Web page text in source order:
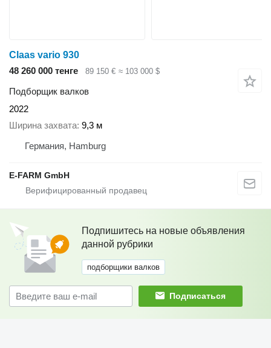
Claas vario 930
48 260 000 тенге
89 150 € ≈ 103 000 $
Подборщик валков
2022
Ширина захвата 9,3 м
Германия, Hamburg
E-FARM GmbH
Подпишитесь на новые объявления
данной рубрики
подборщики валков
Подписаться